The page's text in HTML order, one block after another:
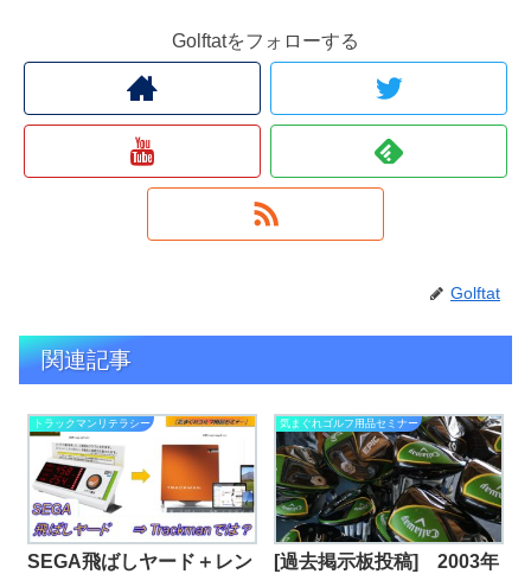
Golftatをフォローする
Golftat
関連記事
トラックマンリテラシー
SEGA飛ばしヤード＋レン
気まぐれゴルフ用品セミナー
[過去掲示板投稿] 2003年